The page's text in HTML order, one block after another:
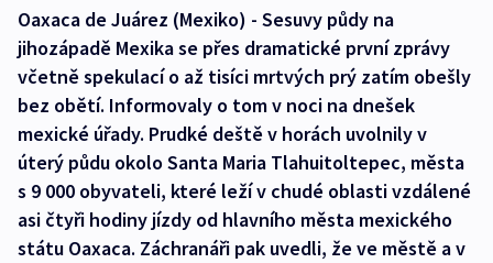
Oaxaca de Juárez (Mexiko) - Sesuvy půdy na
jihozápadě Mexika se přes dramatické první zprávy
včetně spekulací o až tisíci mrtvých prý zatím obešly
bez obětí. Informovaly o tom v noci na dnešek
mexické úřady. Prudké deště v horách uvolnily v
úterý půdu okolo Santa Maria Tlahuitoltepec, města
s 9 000 obyvateli, které leží v chudé oblasti vzdálené
asi čtyři hodiny jízdy od hlavního města mexického
státu Oaxaca. Záchranáři pak uvedli, že ve městě a v